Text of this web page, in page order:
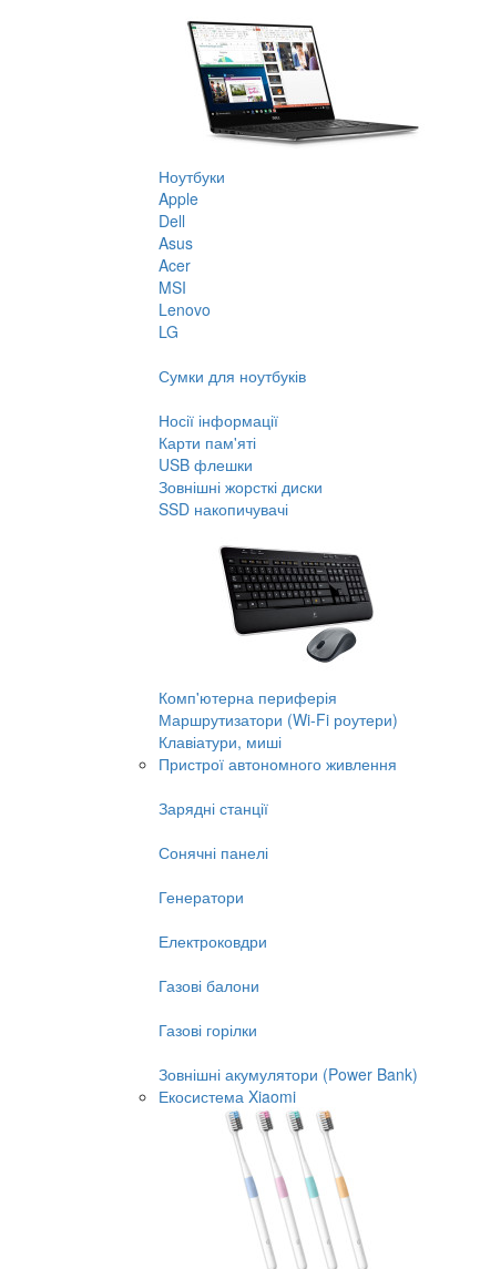
Ноутбуки
Apple
Dell
Asus
Acer
MSI
Lenovo
LG
Сумки для ноутбуків
Носії інформації
Карти пам'яті
USB флешки
Зовнішні жорсткі диски
SSD накопичувачі
Комп'ютерна периферія
Маршрутизатори (Wi-Fi роутери)
Клавіатури, миші
Пристрої автономного живлення
Зарядні станції
Сонячні панелі
Генератори
Електроковдри
Газові балони
Газові горілки
Зовнішні акумулятори (Power Bank)
Екосистема Xiaomi